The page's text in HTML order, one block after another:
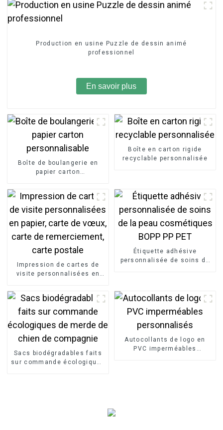
Production en usine Puzzle de dessin animé
professionnel
En savoir plus
Boîte de boulangerie en
papier carton
Boîte en carton rigide
recyclable personnalisée
Impression de cartes de
visite personnalisées en
postale
Étiquette adhésive
personnalisée de soins de
Sacs biodégradables faits
sur commande écologiques
Autocollants de logo en
PVC imperméables